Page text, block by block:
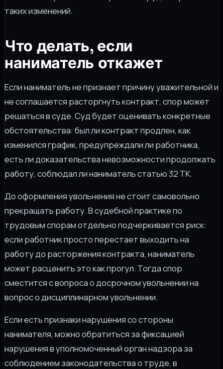
таких изменений.
Что делать, если
наниматель откажет
Если наниматель не признает причину уважительной и
не соглашается расторгнуть контракт, спор может
решаться в суде. Суд будет оценивать конкретные
обстоятельства: был ли контракт продлен, как
изменился график, предупреждали ли работника,
есть ли доказательства невозможности продолжать
работу, соблюдал ли наниматель статью 32 ТК.
До оформления увольнения не стоит самовольно
прекращать работу. В судебной практике по
трудовым спорам отдельно подчеркивается риск:
если работник просто перестает выходить на
работу до расторжения контракта, наниматель
может расценить это как прогул. Тогда спор
сместится с вопроса о досрочном увольнении на
вопрос о дисциплинарном увольнении.
Если есть признаки нарушения со стороны
нанимателя, можно обратиться за фиксацией
нарушения в уполномоченный орган надзора за
соблюдением законодательства о труде, в